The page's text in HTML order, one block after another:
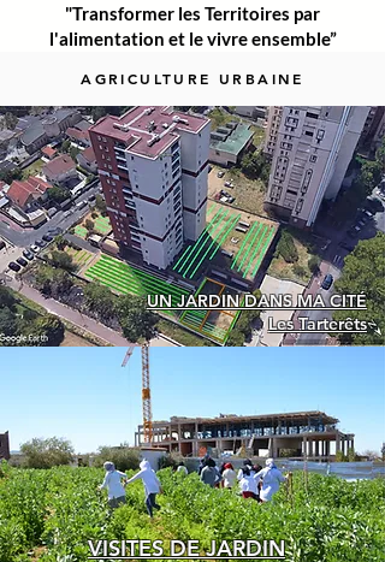
"Transformer les Territoires par
l'alimentation et le vivre ensemble”
AGRICULTURE URBAINE
UN JARDIN DANS MA CITÉ
Les Tarterêts
VISITES DE JARDIN